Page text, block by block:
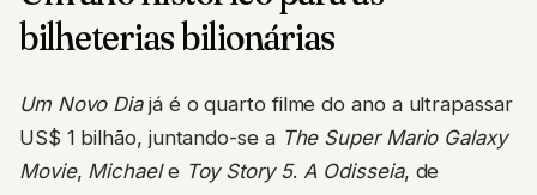
bilheterias bilionárias
Um Novo Diajá é o quarto filme do ano a ultrapassar
US$ 1 bilhão, juntando-se a The Super Mario Galaxy
Movie, Michaele Toy Story 5. A Odisseia, de